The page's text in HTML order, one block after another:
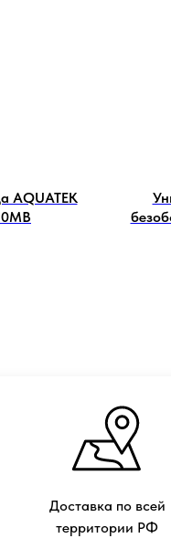
AQUATEK
Доставка по всей
территории РФ